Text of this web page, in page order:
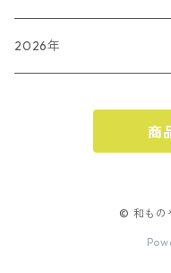
夏
2026年
商
© 和もの